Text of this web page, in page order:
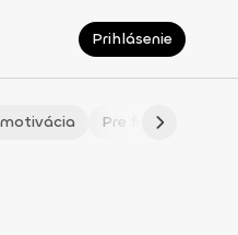
Prihlásenie
Pre fitmaminky